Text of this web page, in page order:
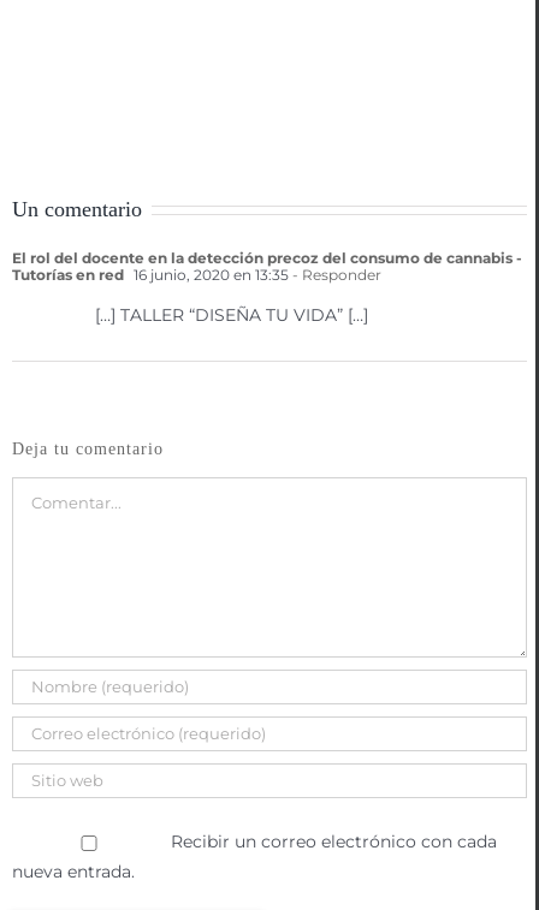
Un comentario
El rol del docente en la detección precoz del consumo de cannabis -
Tutorías en red 16 junio, 2020 en 13:35 - Responder
[…] TALLER “DISEÑA TU VIDA” […]
Deja tu comentario
Recibir un correo electrónico con cada
nueva entrada.